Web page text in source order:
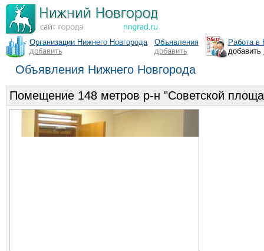
Организации Нижнего Новгорода
добавить
Объявления
добавить
Работа в
добавить
Объявления Нижнего Новгорода
Помещение 148 метров р-н "Советской